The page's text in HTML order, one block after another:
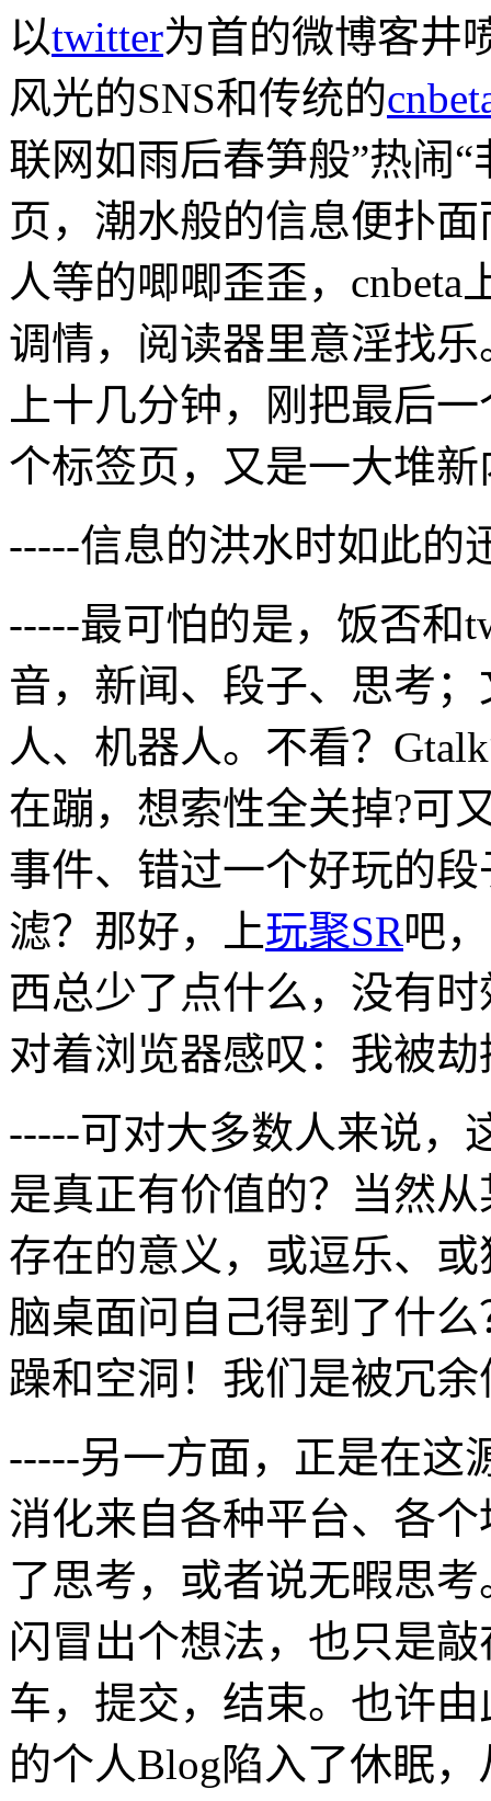
以twitter为首的微博客井
风光的SNS和传统的
联网如雨后春笋般”热闹
页，潮水般的信息便扑
人等的唧唧歪歪，
调情，阅读器里意淫找
上十几分钟，刚把最后
个标签页，又是一大堆
-----信息的洪水时如此
-----最可怕的是，饭否和
音，新闻、段子、思考
人、机器人。不看？
在蹦，想索性全关掉?可
事件、错过一个好玩的
滤？那好，上玩聚SR吧
西总少了点什么，没有
对着浏览器感叹：我被劫
-----可对大多数人来说，
是真正有价值的？当然
存在的意义，或逗乐、
脑桌面问自己得到了什
躁和空洞！我们是被冗
-----另一方面，正是在这
消化来自各种平台、各
了思考，或者说无暇思
闪冒出个想法，也只是
车，提交，结束。也许
的个人Blog陷入了休眠